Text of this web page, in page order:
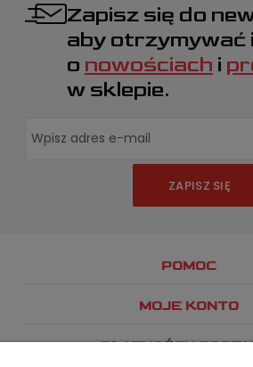
Zapisz się do
aby otrzymywać
o nowościach i
w sklepie.
ZAPISZ SIĘ
POMOC
MOJE KONTO
PŁATNOŚCI I